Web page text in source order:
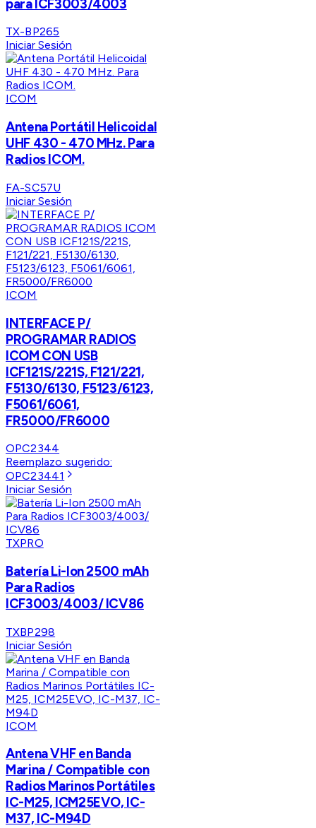
para ICF3003/4003
TX-BP265
Iniciar Sesión
ICOM
Antena Portátil Helicoidal
UHF 430 - 470 MHz. Para
Radios ICOM.
FA-SC57U
Iniciar Sesión
ICOM
INTERFACE P/
PROGRAMAR RADIOS
ICOM CON USB
ICF121S/221S, F121/221,
F5130/6130, F5123/6123,
F5061/6061,
FR5000/FR6000
OPC2344
Reemplazo sugerido:
OPC23441
Iniciar Sesión
TXPRO
Batería Li-Ion 2500 mAh
Para Radios
ICF3003/4003/ ICV86
TXBP298
Iniciar Sesión
ICOM
Antena VHF en Banda
Marina / Compatible con
Radios Marinos Portátiles
IC-M25, ICM25EVO, IC-
M37, IC-M94D